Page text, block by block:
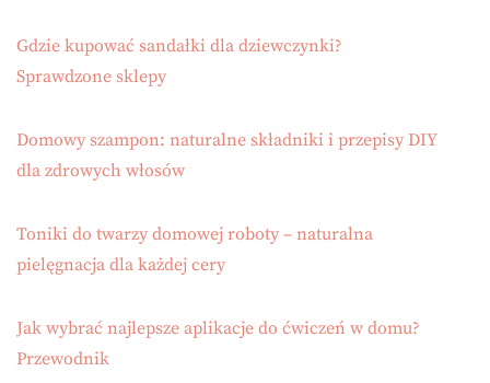
Gdzie kupować sandałki dla dziewczynki?
Sprawdzone sklepy
Domowy szampon: naturalne składniki i przepisy DIY
dla zdrowych włosów
Toniki do twarzy domowej roboty – naturalna
pielęgnacja dla każdej cery
Jak wybrać najlepsze aplikacje do ćwiczeń w domu?
Przewodnik